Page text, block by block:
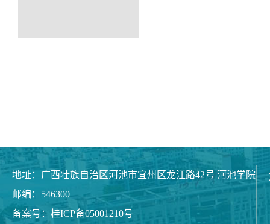
地址：广西壮族自治区河池市宜州区龙江路42号 河池学院
邮编：546300
备案号：桂ICP备05001210号